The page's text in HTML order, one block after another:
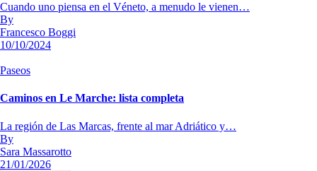
Cuando uno piensa en el Véneto, a menudo le vienen…
By
Francesco Boggi
10/10/2024
Paseos
Caminos en Le Marche: lista completa
La región de Las Marcas, frente al mar Adriático y…
By
Sara Massarotto
21/01/2026